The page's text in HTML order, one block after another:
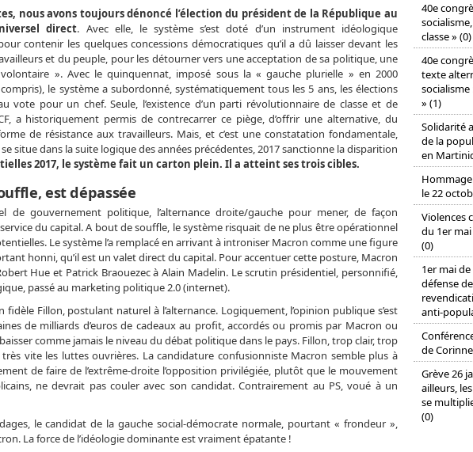
nous avons toujours dénoncé l’élection du président de la République au
direct. Avec elle, le système s’est doté d’un instrument idéologique
contenir les quelques concessions démocratiques qu’il a dû laisser devant les
et du peuple, pour les détourner vers une acceptation de sa politique, une
». Avec le quinquennat, imposé sous la « gauche plurielle » en 2000
le système a subordonné, systématiquement tous les 5 ans, les élections
vote pour un chef. Seule, l’existence d’un parti révolutionnaire de classe et de
a historiquement permis de contrecarrer ce piège, d’offrir une alternative, du
de résistance aux travailleurs. Mais, et c’est une constatation fondamentale,
situe dans la suite logique des années précédentes, 2017 sanctionne la disparition
2017, le système fait un carton plein. Il a atteint ses trois cibles.
est dépassée
gouvernement politique, l’alternance droite/gauche pour mener, de façon
du capital. A bout de souffle, le système risquait de ne plus être opérationnel
Le système l’a remplacé en arrivant à introniser Macron comme une figure
honni, qu’il est un valet direct du capital. Pour accentuer cette posture, Macron
Hue et Patrick Braouezec à Alain Madelin. Le scrutin présidentiel, personnifié,
passé au marketing politique 2.0 (internet).
Fillon, postulant naturel à l’alternance. Logiquement, l’opinion publique s’est
de milliards d’euros de cadeaux au profit, accordés ou promis par Macron ou
comme jamais le niveau du débat politique dans le pays. Fillon, trop clair, trop
vite les luttes ouvrières. La candidature confusionniste Macron semble plus à
de faire de l’extrême-droite l’opposition privilégiée, plutôt que le mouvement
ne devrait pas couler avec son candidat. Contrairement au PS, voué à un
le candidat de la gauche social-démocrate normale, pourtant « frondeur »,
La force de l’idéologie dominante est vraiment épatante !
40e
classe » (0)
40e
texte
» (1)
Solidarité
de la
en
le 22
Violences
du 1er
(0)
1er mai
défense
anti-
de
Grève 26
ailleurs,
se
(0)